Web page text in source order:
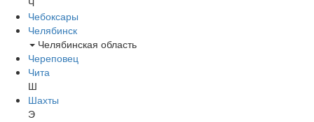
Чебоксары
Челябинск
Челябинская область
Череповец
Чита
Ш
Шахты
Э